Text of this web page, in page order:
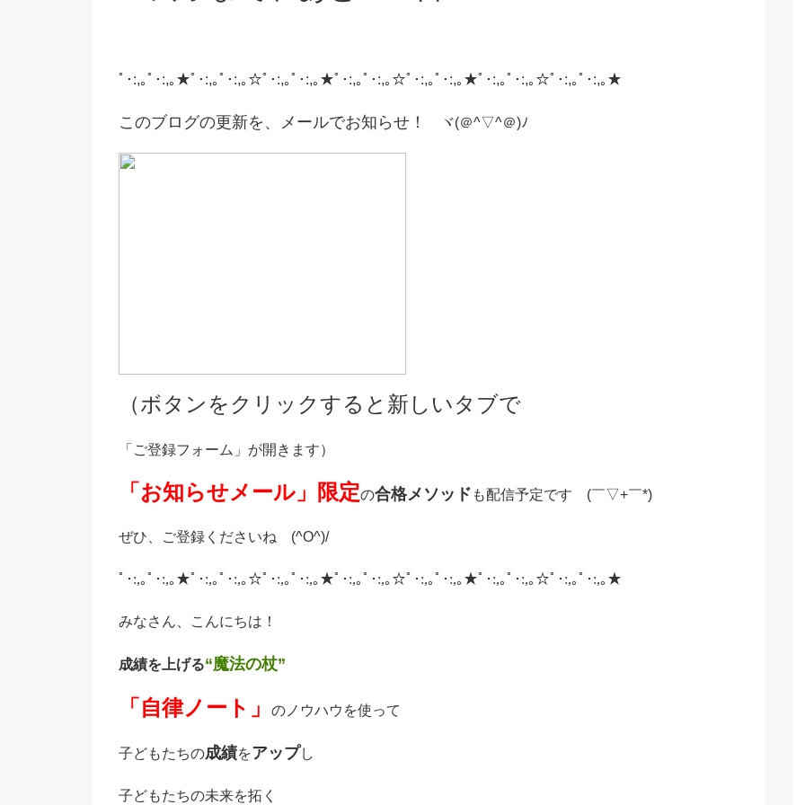
ﾟ･:,｡ﾟ･:,｡★ﾟ･:,｡ﾟ･:,｡☆ﾟ･:,｡ﾟ･:,｡★ﾟ･:,｡ﾟ･:,｡☆ﾟ･:,｡ﾟ･:,｡★ﾟ･:,｡ﾟ･:,｡☆ﾟ･:,｡ﾟ･:,｡★
このブログの更新を、メールでお知らせ！ ヾ(＠^▽^＠)ﾉ
（ボタンをクリックすると新しいタブで
「ご登録フォーム」が開きます）
「お知らせメール」限定の合格メソッド も配信予定です (￣▽+￣*)
ぜひ、ご登録くださいね (^O^)/
ﾟ･:,｡ﾟ･:,｡★ﾟ･:,｡ﾟ･:,｡☆ﾟ･:,｡ﾟ･:,｡★ﾟ･:,｡ﾟ･:,｡☆ﾟ･:,｡ﾟ･:,｡★ﾟ･:,｡ﾟ･:,｡☆ﾟ･:,｡ﾟ･:,｡★
みなさん、こんにちは！
成績を上げる“魔法の杖”
「自律ノート」 のノウハウを使って
子どもたちの成績をアップし
子どもたちの未来を拓く